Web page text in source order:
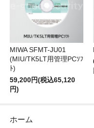
MIWA SFMT-JU01
(MIU/TK5LT用管理PCｿﾌ
ﾄ)
59,200円(税込65,120
円)
ホーム